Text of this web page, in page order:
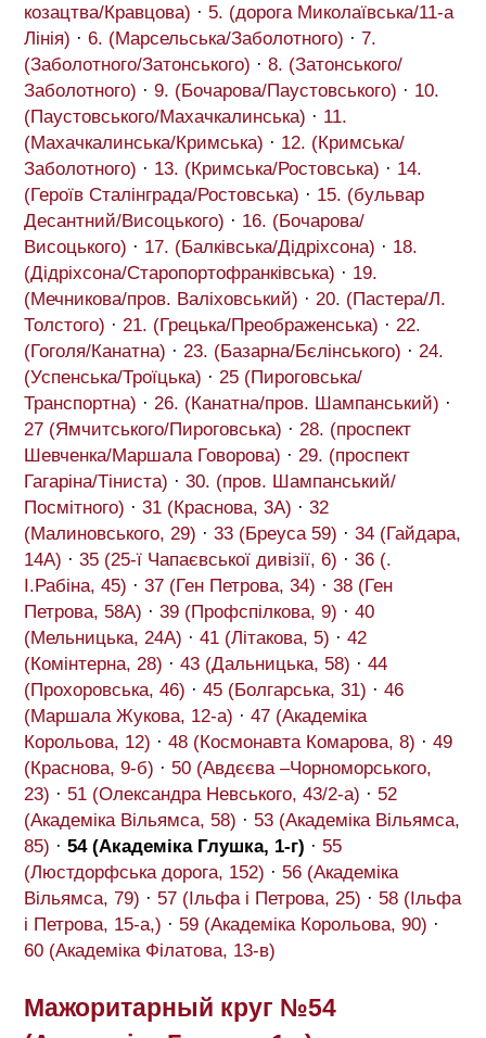
козацтва/Кравцова) · 5. (дорога Миколаївська/11-а
Лінія) · 6. (Марсельська/Заболотного) · 7.
(Заболотного/Затонського) · 8. (Затонського/
Заболотного) · 9. (Бочарова/Паустовського) · 10.
(Паустовського/Махачкалинська) · 11.
(Махачкалинська/Кримська) · 12. (Кримська/
Заболотного) · 13. (Кримська/Ростовська) · 14.
(Героїв Сталінграда/Ростовська) · 15. (бульвар
Десантний/Висоцького) · 16. (Бочарова/
Висоцького) · 17. (Балківська/Дідріхсона) · 18.
(Дідріхсона/Старопортофранківська) · 19.
(Мечникова/пров. Валіховський) · 20. (Пастера/Л.
Толстого) · 21. (Грецька/Преображенська) · 22.
(Гоголя/Канатна) · 23. (Базарна/Бєлінського) · 24.
(Успенська/Троїцька) · 25 (Пироговська/
Транспортна) · 26. (Канатна/пров. Шампанський) ·
27 (Ямчитського/Пироговська) · 28. (проспект
Шевченка/Маршала Говорова) · 29. (проспект
Гагаріна/Тіниста) · 30. (пров. Шампанський/
Посмітного) · 31 (Краснова, 3А) · 32
(Малиновського, 29) · 33 (Бреуса 59) · 34 (Гайдара,
14А) · 35 (25-ї Чапаєвської дивізії, 6) · 36 (.
І.Рабіна, 45) · 37 (Ген Петрова, 34) · 38 (Ген
Петрова, 58А) · 39 (Профспілкова, 9) · 40
(Мельницька, 24А) · 41 (Літакова, 5) · 42
(Комінтерна, 28) · 43 (Дальницька, 58) · 44
(Прохоровська, 46) · 45 (Болгарська, 31) · 46
(Маршала Жукова, 12-а) · 47 (Академіка
Корольова, 12) · 48 (Космонавта Комарова, 8) · 49
(Краснова, 9-б) · 50 (Авдєєва –Чорноморського,
23) · 51 (Олександра Невського, 43/2-а) · 52
(Академіка Вільямса, 58) · 53 (Академіка Вільямса,
85) · 54 (Академіка Глушка, 1-г) · 55
(Люстдорфська дорога, 152) · 56 (Академіка
Вільямса, 79) · 57 (Ільфа і Петрова, 25) · 58 (Ільфа
і Петрова, 15-а,) · 59 (Академіка Корольова, 90) ·
60 (Академіка Філатова, 13-в)
Мажоритарный круг №54